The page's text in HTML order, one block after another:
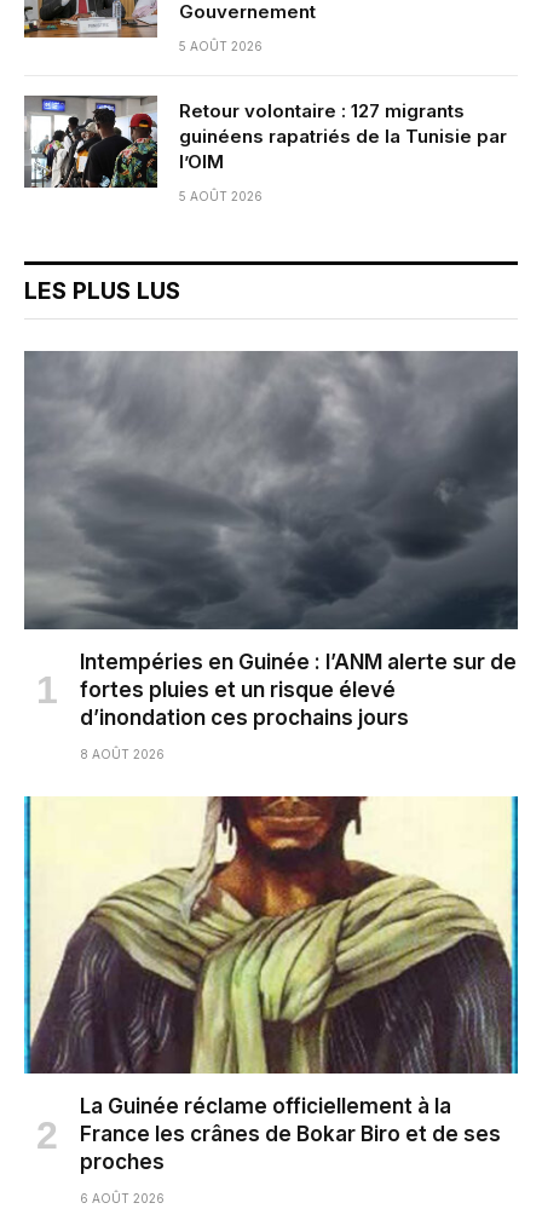
Gouvernement
5 AOÛT 2026
Retour volontaire : 127 migrants
guinéens rapatriés de la Tunisie par
l’OIM
5 AOÛT 2026
LES PLUS LUS
Intempéries en Guinée : l’ANM alerte sur de
fortes pluies et un risque élevé
d’inondation ces prochains jours
8 AOÛT 2026
La Guinée réclame officiellement à la
France les crânes de Bokar Biro et de ses
proches
6 AOÛT 2026